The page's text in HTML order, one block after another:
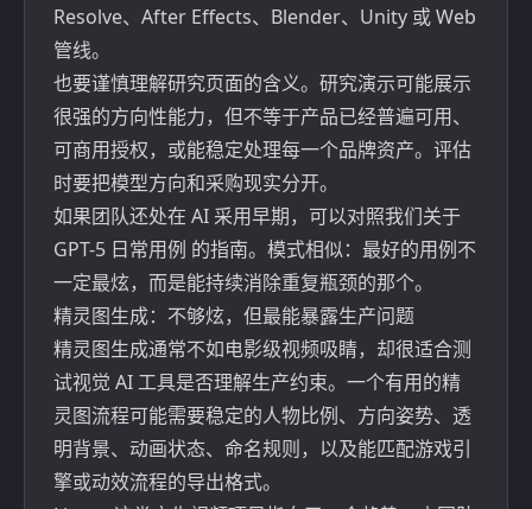
Resolve、After Effects、Blender、Unity 或 Web
管线。
也要谨慎理解研究页面的含义。研究演示可能展示
很强的方向性能力，但不等于产品已经普遍可用、
可商用授权，或能稳定处理每一个品牌资产。评估
时要把模型方向和采购现实分开。
如果团队还处在 AI 采用早期，可以对照我们关于
GPT-5 日常用例 的指南。模式相似：最好的用例不
一定最炫，而是能持续消除重复瓶颈的那个。
精灵图生成：不够炫，但最能暴露生产问题
精灵图生成通常不如电影级视频吸睛，却很适合测
试视觉 AI 工具是否理解生产约束。一个有用的精
灵图流程可能需要稳定的人物比例、方向姿势、透
明背景、动画状态、命名规则，以及能匹配游戏引
擎或动效流程的导出格式。